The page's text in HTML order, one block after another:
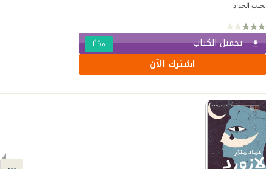
نجيب الحداد
تحميل الكتاب مجّانًا
اشترك الآن